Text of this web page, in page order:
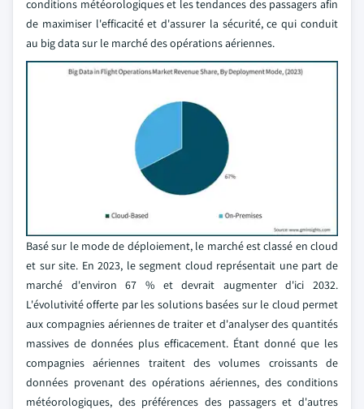
conditions météorologiques et les tendances des passagers afin
de maximiser l'efficacité et d'assurer la sécurité, ce qui conduit
au big data sur le marché des opérations aériennes.
Basé sur le mode de déploiement, le marché est classé en cloud
et sur site. En 2023, le segment cloud représentait une part de
marché d'environ 67 % et devrait augmenter d'ici 2032.
L'évolutivité offerte par les solutions basées sur le cloud permet
aux compagnies aériennes de traiter et d'analyser des quantités
massives de données plus efficacement. Étant donné que les
compagnies aériennes traitent des volumes croissants de
données provenant des opérations aériennes, des conditions
météorologiques, des préférences des passagers et d'autres